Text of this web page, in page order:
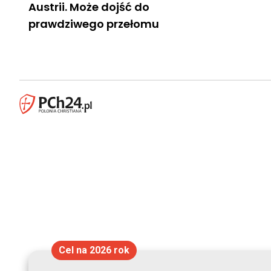
Austrii. Może dojść do
prawdziwego przełomu
Cel na 2026 rok